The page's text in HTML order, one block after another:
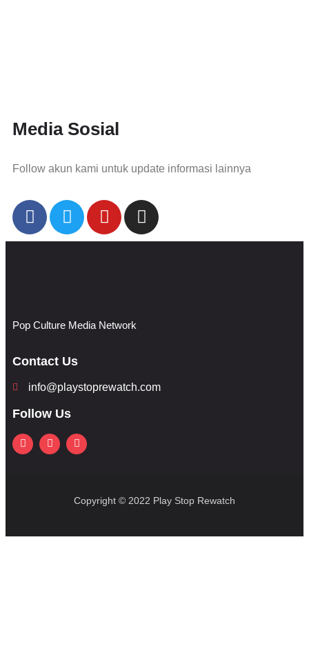
Media Sosial
Follow akun kami untuk update informasi lainnya
Pop Culture Media Network
Contact Us
info@playstoprewatch.com
Follow Us
Copyright © 2022 Play Stop Rewatch